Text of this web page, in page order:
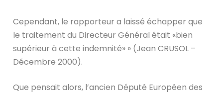
Cependant, le rapporteur a laissé échapper que
le traitement du Directeur Général était «bien
supérieur à cette indemnité» » (Jean CRUSOL –
Décembre 2000).
Que pensait alors, l’ancien Député Européen des